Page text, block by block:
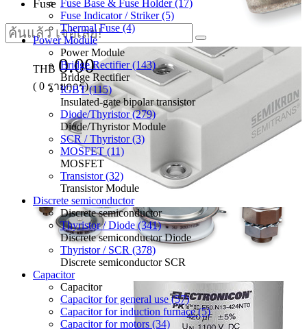
Fuse
THB 0.00
( 0 รายการ)
Fuse Base & Fuse Holder (17)
Fuse Indicator / Striker (5)
Thermal Fuse (4)
Power Module
Power Module
Bridge Rectifier (143)
Bridge Rectifier
IGBT (115)
Insulated-gate bipolar transistor
Diode/Thyristor (279)
Diode/Thyristor Module
SCR / Thyristor (3)
MOSFET (11)
MOSFET
Transistor (32)
Transistor Module
Discrete semiconductor
Discrete semiconductor
Thyristor / Diode (341)
Discrete semiconductor Diode
Thyristor / SCR (378)
Discrete semiconductor SCR
Capacitor
Capacitor
Capacitor for general use (57)
Capacitor for induction furnace (5)
Capacitor for motors (34)